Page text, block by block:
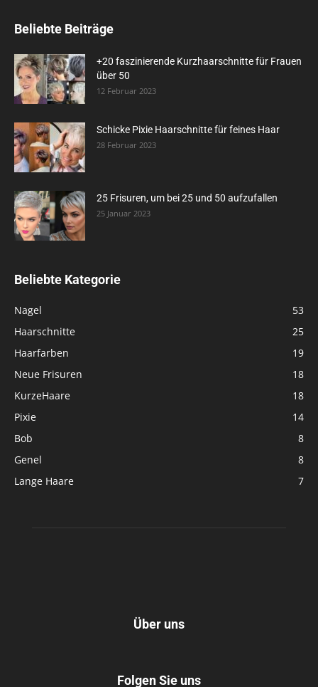
Beliebte Beiträge
+20 faszinierende Kurzhaarschnitte für Frauen
über 50
12 Februar 2023
Schicke Pixie Haarschnitte für feines Haar
28 Februar 2023
25 Frisuren, um bei 25 und 50 aufzufallen
25 Januar 2023
Beliebte Kategorie
Nagel
53
Haarschnitte
25
Haarfarben
19
Neue Frisuren
18
KurzeHaare
18
Pixie
14
Bob
8
Genel
8
Lange Haare
7
Über uns
Folgen Sie uns